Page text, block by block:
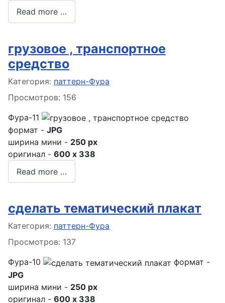
Read more …
грузовое , транспортное
средство
Информация о материале
Категория: паттерн-Фура
Просмотров: 156
Фура-11
формат - JPG
ширина мини - 250 px
оригинал - 600 x 338
Read more …
сделать тематический плакат
Информация о материале
Категория: паттерн-Фура
Просмотров: 137
Фура-10
формат -
JPG
ширина мини - 250 px
оригинал - 600 x 338